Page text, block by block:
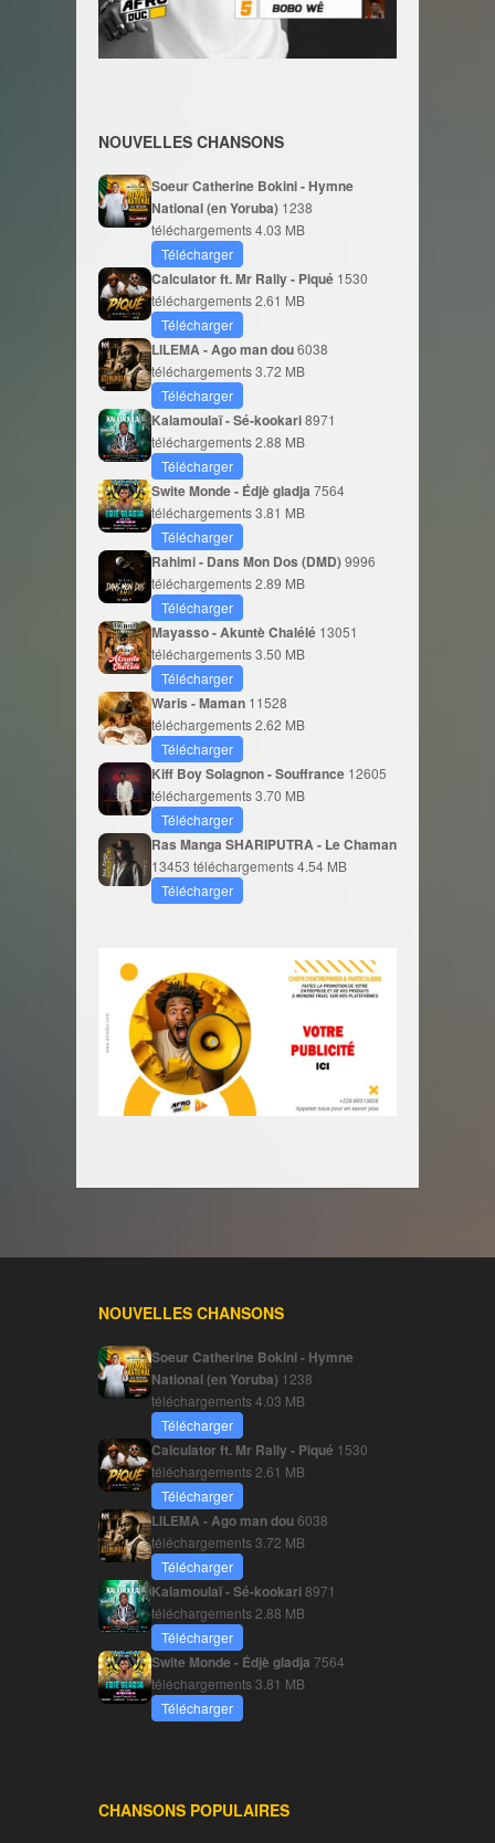
NOUVELLES CHANSONS
Soeur Catherine Bokini - Hymne
National (en Yoruba) 1238
téléchargements4.03 MB
Télécharger
Calculator ft. Mr Rally - Piqué 1530
téléchargements2.61 MB
Télécharger
LILEMA - Ago man dou6038
téléchargements3.72 MB
Télécharger
Kalamoulaï - Sé-kookari8971
téléchargements2.88 MB
Télécharger
Swite Monde - Édjè gladja 7564
téléchargements3.81 MB
Télécharger
Rahimi - Dans Mon Dos (DMD)9996
téléchargements2.89 MB
Télécharger
Mayasso - Akuntè Chalélé 13051
téléchargements3.50 MB
Télécharger
Waris - Maman 11528
téléchargements2.62 MB
Télécharger
Kiff Boy Solagnon - Souffrance 12605
téléchargements3.70 MB
Télécharger
Ras Manga SHARIPUTRA - Le Chaman
13453 téléchargements4.54 MB
Télécharger
NOUVELLES CHANSONS
Soeur Catherine Bokini - Hymne
National (en Yoruba) 1238
téléchargements4.03 MB
Télécharger
Calculator ft. Mr Rally - Piqué 1530
téléchargements 2.61 MB
Télécharger
LILEMA - Ago man dou6038
téléchargements3.72 MB
Télécharger
Kalamoulaï - Sé-kookari8971
téléchargements 2.88 MB
Télécharger
Swite Monde - Édjè gladja 7564
téléchargements3.81 MB
Télécharger
CHANSONS POPULAIRES